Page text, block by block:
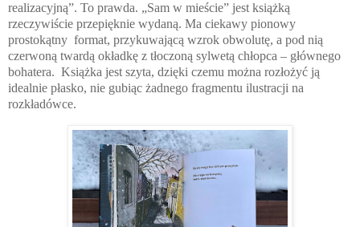
realizacyjną”. To prawda. „Sam w mieście” jest książką
rzeczywiście przepięknie wydaną. Ma ciekawy pionowy
prostokątny format, przykuwającą wzrok obwolutę, a pod nią
czerwoną twardą okładkę z tłoczoną sylwetą chłopca – głównego
bohatera. Książka jest szyta, dzięki czemu można rozłożyć ją
idealnie płasko, nie gubiąc żadnego fragmentu ilustracji na
rozkładówce.